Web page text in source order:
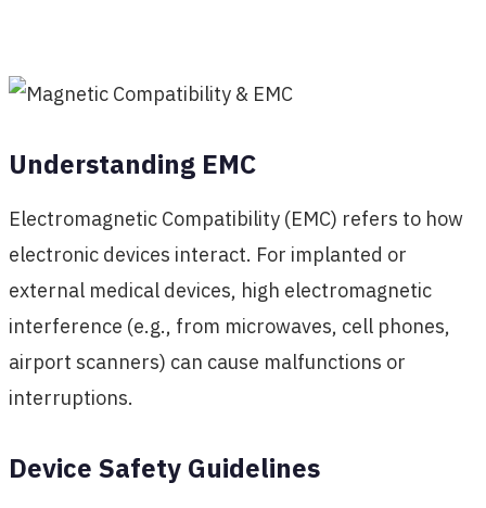
Understanding EMC
Electromagnetic Compatibility (EMC) refers to how
electronic devices interact. For implanted or
external medical devices, high electromagnetic
interference (e.g., from microwaves, cell phones,
airport scanners) can cause malfunctions or
interruptions.
Device Safety Guidelines